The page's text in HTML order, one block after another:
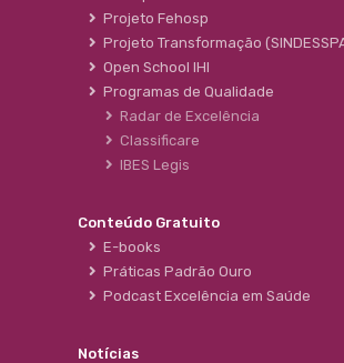
Projeto Fehosp
Projeto Transformação
Open School IHI
Programas de Qualidade
Radar de Excelência
Classificare
IBES Legis
Conteúdo Gratuito
E-books
Práticas Padrão Ouro
Podcast Excelência em Saúde
Notícias